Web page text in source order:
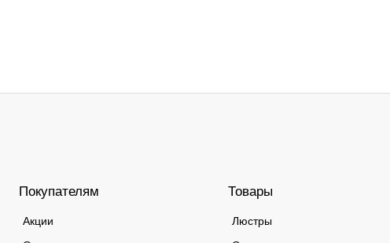
Покупателям
Акции
Товары
Люстры